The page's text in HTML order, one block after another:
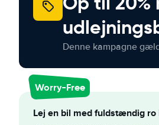
Denne kampagne
Worry-Free
Lej en bil med fuldstændig ro